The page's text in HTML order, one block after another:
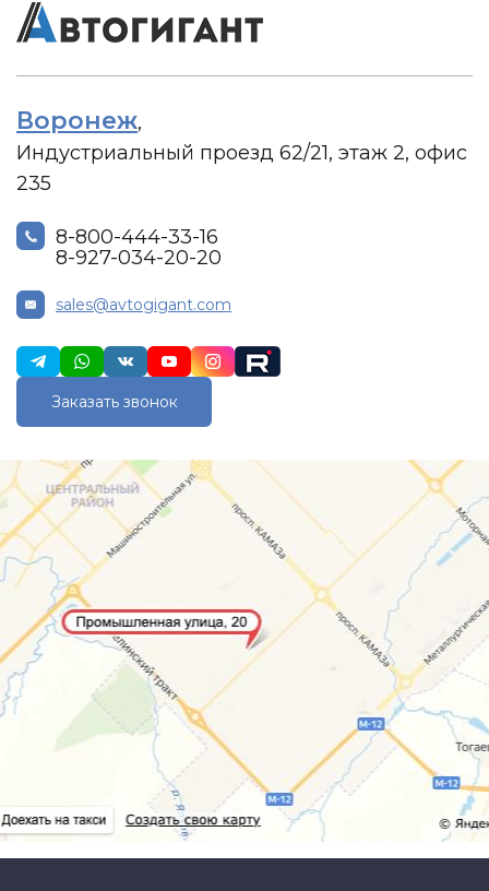
Воронеж,
Индустриальный проезд 62/21, этаж 2, офис
235
8-800-444-33-16
8-927-034-20-20
sales@avtogigant.com
Заказать звонок